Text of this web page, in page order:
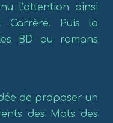
l’attention ainsi
Carrère. Puis la
BD ou romans
de proposer un
des Mots des